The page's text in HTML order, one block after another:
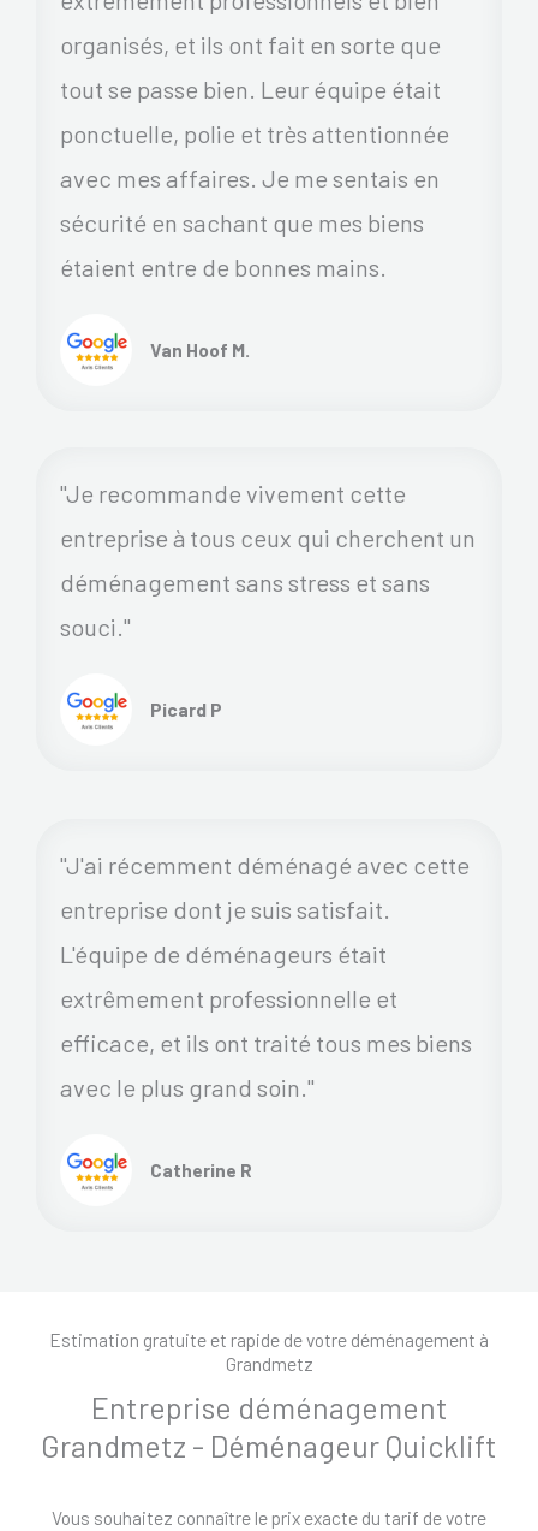
organisés, et ils ont fait en sorte que
tout se passe bien. Leur équipe était
ponctuelle, polie et très attentionnée
avec mes affaires. Je me sentais en
sécurité en sachant que mes biens
étaient entre de bonnes mains.
Van Hoof M.
"Je recommande vivement cette
entreprise à tous ceux qui cherchent un
déménagement sans stress et sans
souci."
Picard P
"J'ai récemment déménagé avec cette
entreprise dont je suis satisfait.
L'équipe de déménageurs était
extrêmement professionnelle et
efficace, et ils ont traité tous mes biens
avec le plus grand soin."
Catherine R
Estimation gratuite et rapide de votre déménagement à
Grandmetz
Entreprise déménagement
Grandmetz - Déménageur Quicklift
Vous souhaitez connaître le prix exacte du tarif de votre